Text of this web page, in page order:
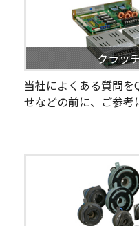
クラッ
当社によくある質問
せなどの前に、ご参考